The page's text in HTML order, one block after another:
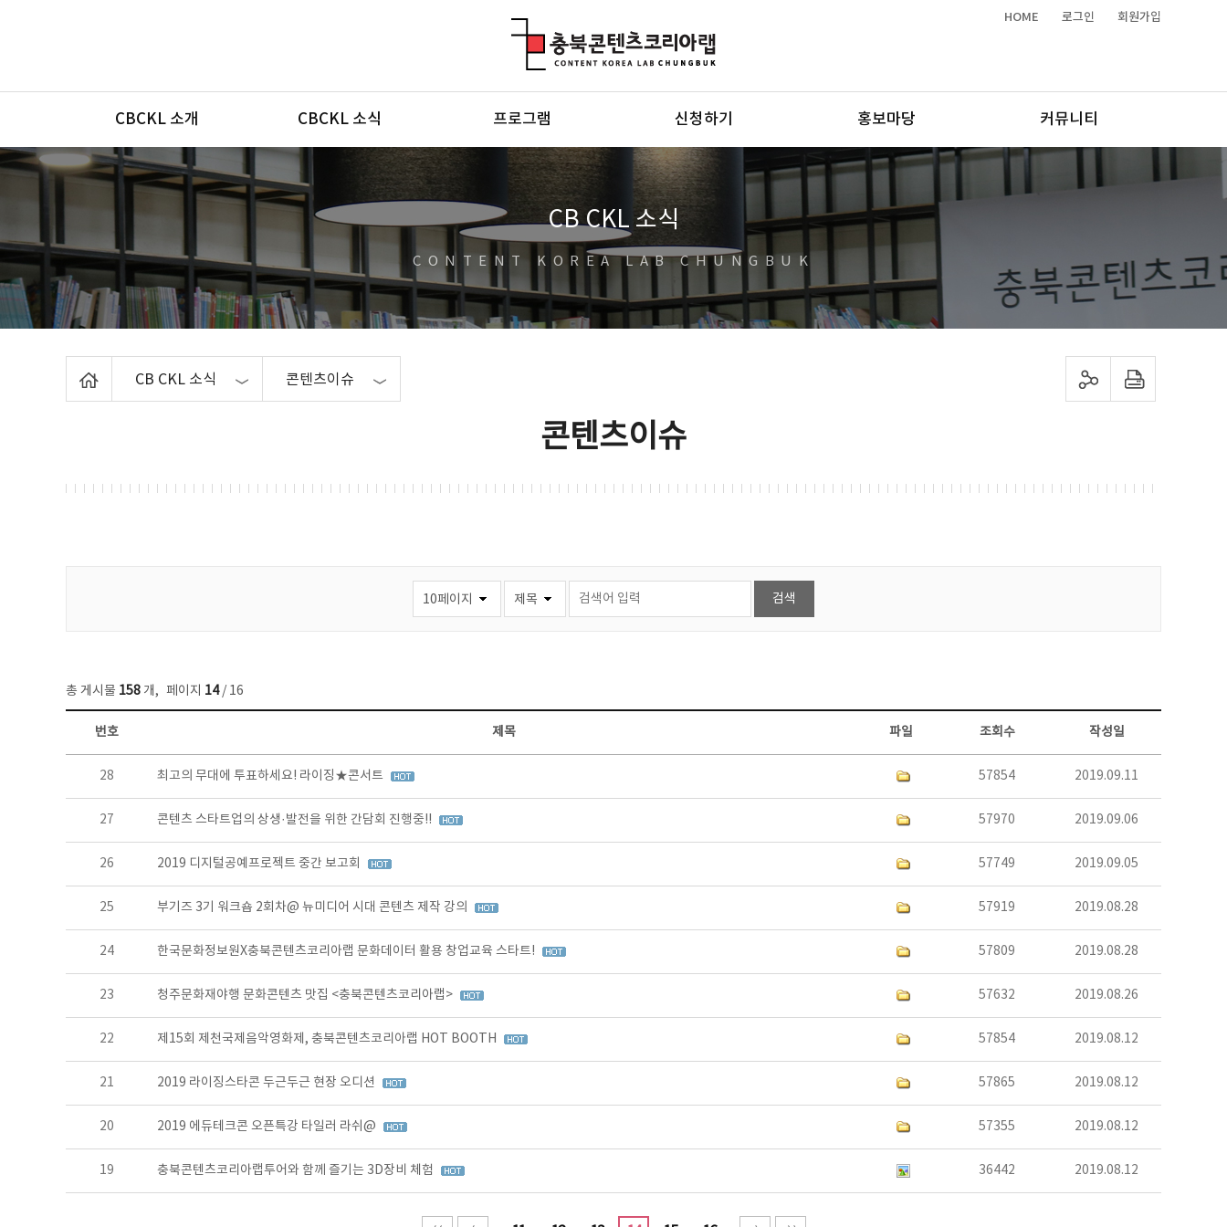
HOME 로그인 회원가입
메뉴
CBCKL 소개 CBCKL 소식 프로그램 신청하기 홍보마당 커뮤니티
CB CKL 소식
CONTENT KOREA LAB CHUNGBUK
CB CKL 소식 콘텐츠이슈 sns 공유하기 프린트하기
콘텐츠이슈
총 게시물 158 개, 페이지 14/ 16
콘텐츠이슈 목록 - 번호, 제목, 작성자, 파일, 조회수, 작성일 정보 제공
번호 제목 파일 조회수 작성일
28 최고의 무대에 투표하세요! 라이징★콘서트 57854 2019.09.11
27 콘텐츠 스타트업의 상생·발전을 위한 간담회 진행중!! 57970 2019.09.06
26 2019 디지털공예프로젝트 중간 보고회 57749 2019.09.05
25 부기즈 3기 워크숍 2회차@ 뉴미디어 시대 콘텐츠 제작 강의 57919 2019.08.28
24 한국문화정보원X충북콘텐츠코리아랩 문화데이터 활용 창업교육 스타트! 57809 2019.08.28
23 청주문화재야행 문화콘텐츠 맛집 <충북콘텐츠코리아랩> 57632 2019.08.26
22 제15회 제천국제음악영화제, 충북콘텐츠코리아랩 HOT BOOTH 57854 2019.08.12
21 2019 라이징스타콘 두근두근 현장 오디션 57865 2019.08.12
20 2019 에듀테크콘 오픈특강 타일러 라쉬@ 57355 2019.08.12
19 충북콘텐츠코리아랩투어와 함께 즐기는 3D장비 체험 36442 2019.08.12